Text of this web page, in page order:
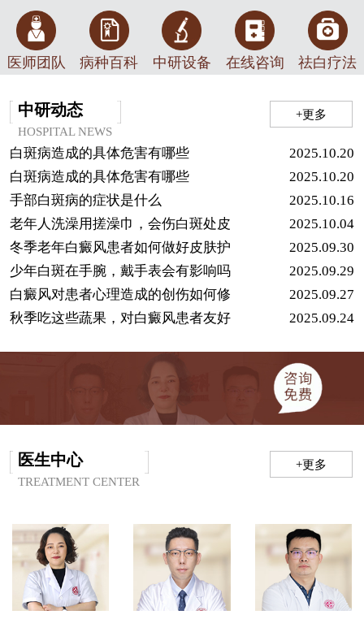
医师团队 病种百科 中研设备 在线咨询 祛白疗法
中研动态
HOSPITAL NEWS
+更多
白斑病造成的具体危害有哪些
2025.10.20
白斑病造成的具体危害有哪些
2025.10.20
手部白斑病的症状是什么
2025.10.16
老年人洗澡用搓澡巾，会伤白斑处皮
2025.10.04
冬季老年白癜风患者如何做好皮肤护
2025.09.30
少年白斑在手腕，戴手表会有影响吗
2025.09.29
白癜风对患者心理造成的创伤如何修
2025.09.27
秋季吃这些蔬果，对白癜风患者友好
2025.09.24
医生中心
TREATMENT CENTER
+更多